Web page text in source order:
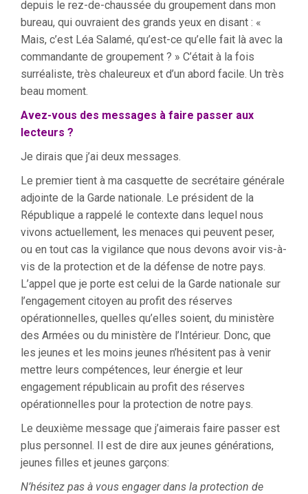
depuis le rez-de-chaussée du groupement dans mon
bureau, qui ouvraient des grands yeux en disant : «
Mais, c’est Léa Salamé, qu’est-ce qu’elle fait là avec la
commandante de groupement ? » C’était à la fois
surréaliste, très chaleureux et d’un abord facile. Un très
beau moment.
Avez-vous des messages à faire passer aux
lecteurs ?
Je dirais que j’ai deux messages.
Le premier tient à ma casquette de secrétaire générale
adjointe de la Garde nationale. Le président de la
République a rappelé le contexte dans lequel nous
vivons actuellement, les menaces qui peuvent peser,
ou en tout cas la vigilance que nous devons avoir vis-à-
vis de la protection et de la défense de notre pays.
L’appel que je porte est celui de la Garde nationale sur
l’engagement citoyen au profit des réserves
opérationnelles, quelles qu’elles soient, du ministère
des Armées ou du ministère de l’Intérieur. Donc, que
les jeunes et les moins jeunes n’hésitent pas à venir
mettre leurs compétences, leur énergie et leur
engagement républicain au profit des réserves
opérationnelles pour la protection de notre pays.
Le deuxième message que j’aimerais faire passer est
plus personnel. Il est de dire aux jeunes générations,
jeunes filles et jeunes garçons:
N’hésitez pas à vous engager dans la protection de